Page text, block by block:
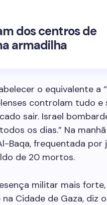
dos centros de
armadilha
o equivalente a
controlam tudo e
sair. Israel
os dias.” Na
Baqa, frequentada por
de 20 mortos.
militar mais
Cidade de Gaza, diz